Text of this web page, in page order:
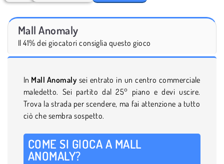
Mall Anomaly
Il 41% dei giocatori consiglia questo gioco
In Mall Anomaly sei entrato in un centro commerciale
maledetto. Sei partito dal 25° piano e devi uscire.
Trova la strada per scendere, ma fai attenzione a tutto
ciò che sembra sospetto.
COME SI GIOCA A MALL
ANOMALY?